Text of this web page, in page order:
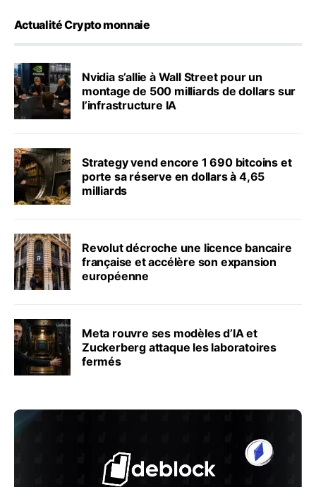
Actualité Crypto monnaie
Nvidia s’allie à Wall Street pour un
montage de 500 milliards de dollars sur
l’infrastructure IA
Strategy vend encore 1 690 bitcoins et
porte sa réserve en dollars à 4,65
milliards
Revolut décroche une licence bancaire
française et accélère son expansion
européenne
Meta rouvre ses modèles d’IA et
Zuckerberg attaque les laboratoires
fermés